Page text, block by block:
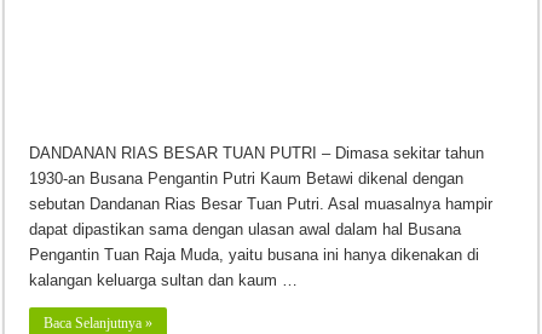
DANDANAN RIAS BESAR TUAN PUTRI – Dimasa sekitar tahun
1930-an Busana Pengantin Putri Kaum Betawi dikenal dengan
sebutan Dandanan Rias Besar Tuan Putri. Asal muasalnya hampir
dapat dipastikan sama dengan ulasan awal dalam hal Busana
Pengantin Tuan Raja Muda, yaitu busana ini hanya dikenakan di
kalangan keluarga sultan dan kaum …
Baca Selanjutnya »